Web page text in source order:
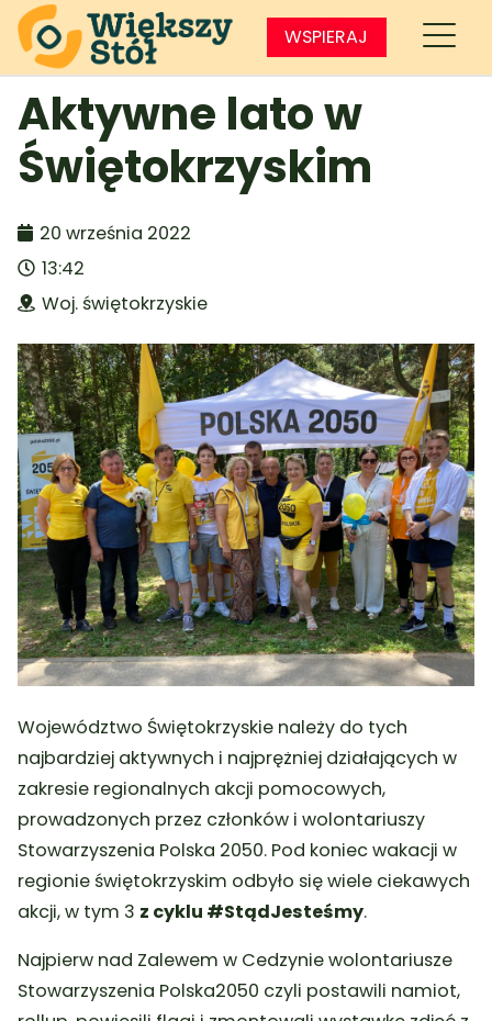
WSPIERAJ
Aktywne lato w
Świętokrzyskim
20 września 2022
13:42
Woj. świętokrzyskie
Województwo Świętokrzyskie należy do tych
najbardziej aktywnych i najprężniej działających w
zakresie regionalnych akcji pomocowych,
prowadzonych przez członków i wolontariuszy
Stowarzyszenia Polska 2050. Pod koniec wakacji w
regionie świętokrzyskim odbyło się wiele ciekawych
akcji, w tym 3 z cyklu #StądJesteśmy.
Najpierw nad Zalewem w Cedzynie wolontariusze
Stowarzyszenia Polska2050 czyli postawili namiot,